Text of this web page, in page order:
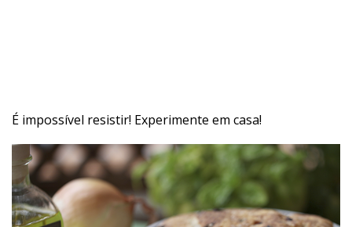
É impossível resistir! Experimente em casa!